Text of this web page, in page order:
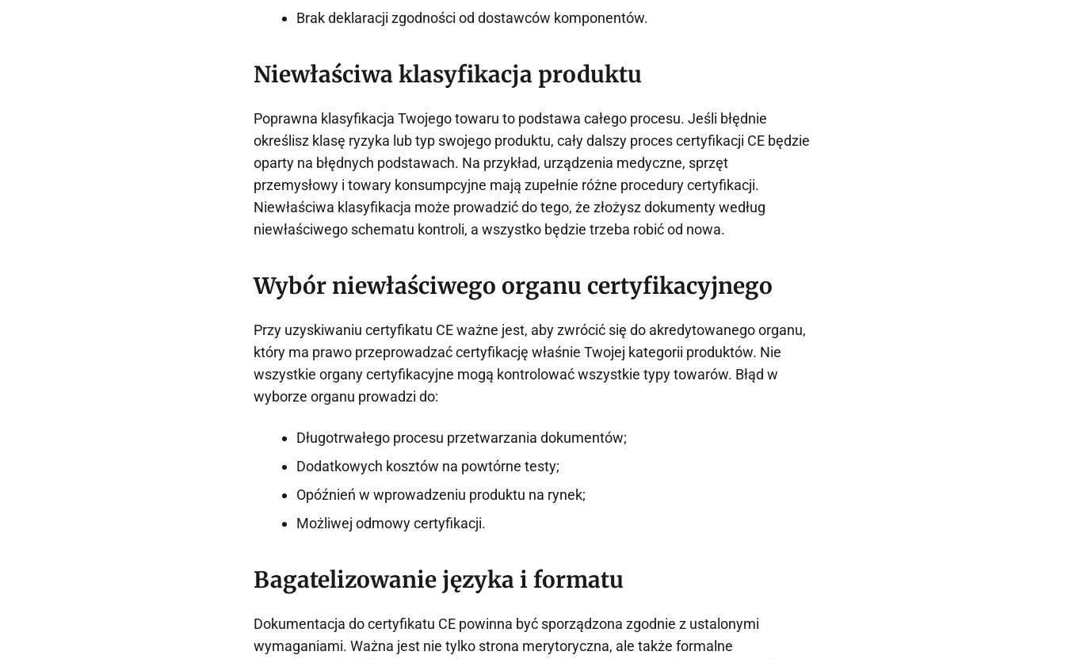
Brak deklaracji zgodności od dostawców komponentów.
Niewłaściwa klasyfikacja produktu
Poprawna klasyfikacja Twojego towaru to podstawa całego procesu. Jeśli błędnie
określisz klasę ryzyka lub typ swojego produktu, cały dalszy proces certyfikacji CE będzie
oparty na błędnych podstawach. Na przykład, urządzenia medyczne, sprzęt
przemysłowy i towary konsumpcyjne mają zupełnie różne procedury certyfikacji.
Niewłaściwa klasyfikacja może prowadzić do tego, że złożysz dokumenty według
niewłaściwego schematu kontroli, a wszystko będzie trzeba robić od nowa.
Wybór niewłaściwego organu certyfikacyjnego
Przy uzyskiwaniu certyfikatu CE ważne jest, aby zwrócić się do akredytowanego organu,
który ma prawo przeprowadzać certyfikację właśnie Twojej kategorii produktów. Nie
wszystkie organy certyfikacyjne mogą kontrolować wszystkie typy towarów. Błąd w
wyborze organu prowadzi do:
Długotrwałego procesu przetwarzania dokumentów;
Dodatkowych kosztów na powtórne testy;
Opóźnień w wprowadzeniu produktu na rynek;
Możliwej odmowy certyfikacji.
Bagatelizowanie języka i formatu
Dokumentacja do certyfikatu CE powinna być sporządzona zgodnie z ustalonymi
wymaganiami. Ważna jest nie tylko strona merytoryczna, ale także formalne